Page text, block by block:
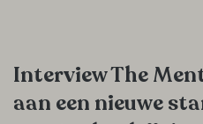
Interview The
aan een nieuwe